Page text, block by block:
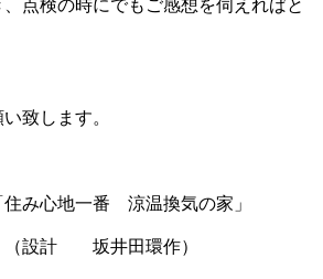
点検の時にでもご感想を伺えればと
致します。
み心地一番 涼温換気の家」
井田環作）